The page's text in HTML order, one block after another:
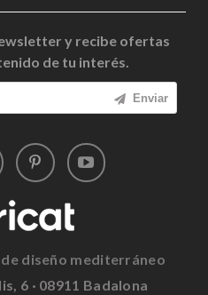
y recibe ofertas
de tu interés.
Enviar
diseño mediterráneo
6 · 08911 Badalona